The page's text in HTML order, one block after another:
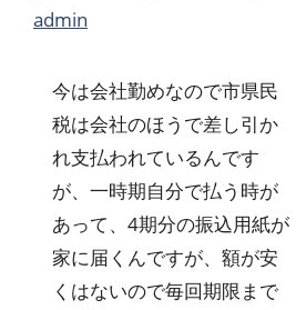
admin
今は会社勤めなので市県民
税は会社のほうで差し引か
れ支払われているんです
が、一時期自分で払う時が
あって、4期分の振込用紙が
家に届くんですが、額が安
くはないので毎回期限まで